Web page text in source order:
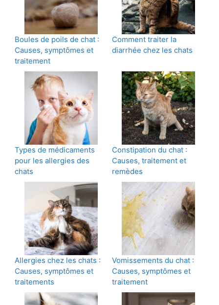
Boules de poils de chat :
Causes, symptômes et
traitement
Comment traiter la
diarrhée chez les chats
Types de médicaments
pour les allergies des
chats
Constipation du chat :
Causes, traitement et
remèdes
Allergies chez les chats :
Causes, symptômes et
traitements
Vomissements du chat :
Causes, symptômes et
traitement